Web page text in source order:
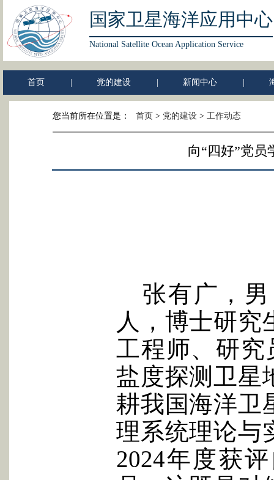
国家卫星海洋应用中心
National Satellite Ocean Application Service
首页 党的建设 新闻中心
您当前所在位置是： 首页 > 党的建设> 工作动态
向“四好”党
张有广，
人，博士研究
工程师、研究
盐度探测卫星
耕我国海洋卫
理系统理论与
2024年度获